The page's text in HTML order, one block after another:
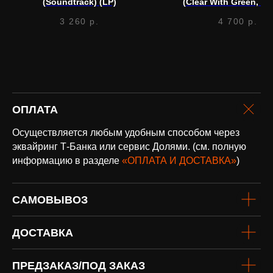
(Soundtrack) (LP)
3 260 р.
(Clear With Green,
4 700 р.
ОПЛАТА
Осуществляется любым удобным способом через
эквайринг Т-Банка или сервис Долями. (см. полную
информацию в разделе «ОПЛАТА И ДОСТАВКА»)
САМОВЫВОЗ
ДОСТАВКА
ПРЕДЗАКАЗ/ПОД ЗАКАЗ
винил
оплата и
доставка
Подробнее
Доставка по всей России и странам